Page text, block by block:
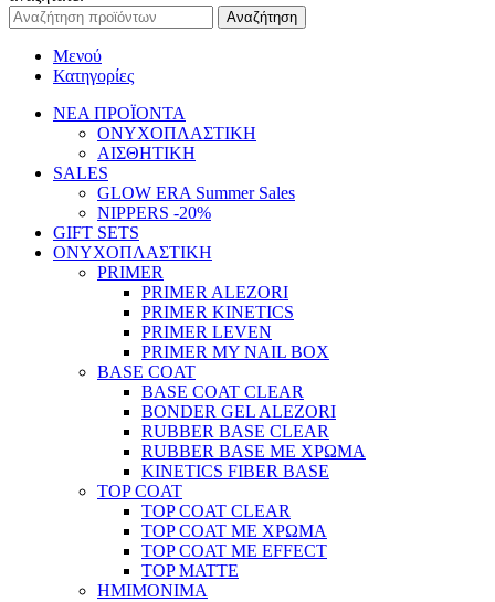
Αναζήτηση
Μενού
Κατηγορίες
ΝΕΑ ΠΡΟΪΟΝΤΑ
ΟΝΥΧΟΠΛΑΣΤΙΚΗ
ΑΙΣΘΗΤΙΚΗ
SALES
GLOW ERA Summer Sales
NIPPERS -20%
GIFT SETS
ΟΝΥΧΟΠΛΑΣΤΙΚΗ
PRIMER
PRIMER ALEZORI
PRIMER KINETICS
PRIMER LEVEN
PRIMER MY NAIL BOX
BASE COAT
BASE COAT CLEAR
BONDER GEL ALEZORI
RUBBER BASE CLEAR
RUBBER BASE ΜΕ ΧΡΩΜΑ
KINETICS FIBER BASE
TOP COAT
TOP COAT CLEAR
TOP COAT ΜΕ ΧΡΩΜΑ
TOP COAT ΜΕ EFFECT
TOP MATTE
ΗΜΙΜΟΝΙΜΑ